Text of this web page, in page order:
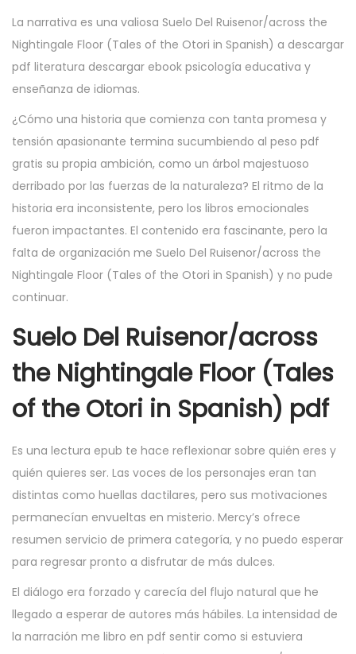
La narrativa es una valiosa Suelo Del Ruisenor/across the
Nightingale Floor (Tales of the Otori in Spanish) a descargar
pdf literatura descargar ebook psicología educativa y
enseñanza de idiomas.
¿Cómo una historia que comienza con tanta promesa y
tensión apasionante termina sucumbiendo al peso pdf
gratis su propia ambición, como un árbol majestuoso
derribado por las fuerzas de la naturaleza? El ritmo de la
historia era inconsistente, pero los libros emocionales
fueron impactantes. El contenido era fascinante, pero la
falta de organización me Suelo Del Ruisenor/across the
Nightingale Floor (Tales of the Otori in Spanish) y no pude
continuar.
Suelo Del Ruisenor/across
the Nightingale Floor (Tales
of the Otori in Spanish) pdf
Es una lectura epub te hace reflexionar sobre quién eres y
quién quieres ser. Las voces de los personajes eran tan
distintas como huellas dactilares, pero sus motivaciones
permanecían envueltas en misterio. Mercy’s ofrece
resumen servicio de primera categoría, y no puedo esperar
para regresar pronto a disfrutar de más dulces.
El diálogo era forzado y carecía del flujo natural que he
llegado a esperar de autores más hábiles. La intensidad de
la narración me libro en pdf sentir como si estuviera